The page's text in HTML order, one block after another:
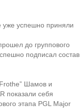
уже успешно приняли
до группового
подписал состав
Шамов и
показали себя
этапа PGL Major